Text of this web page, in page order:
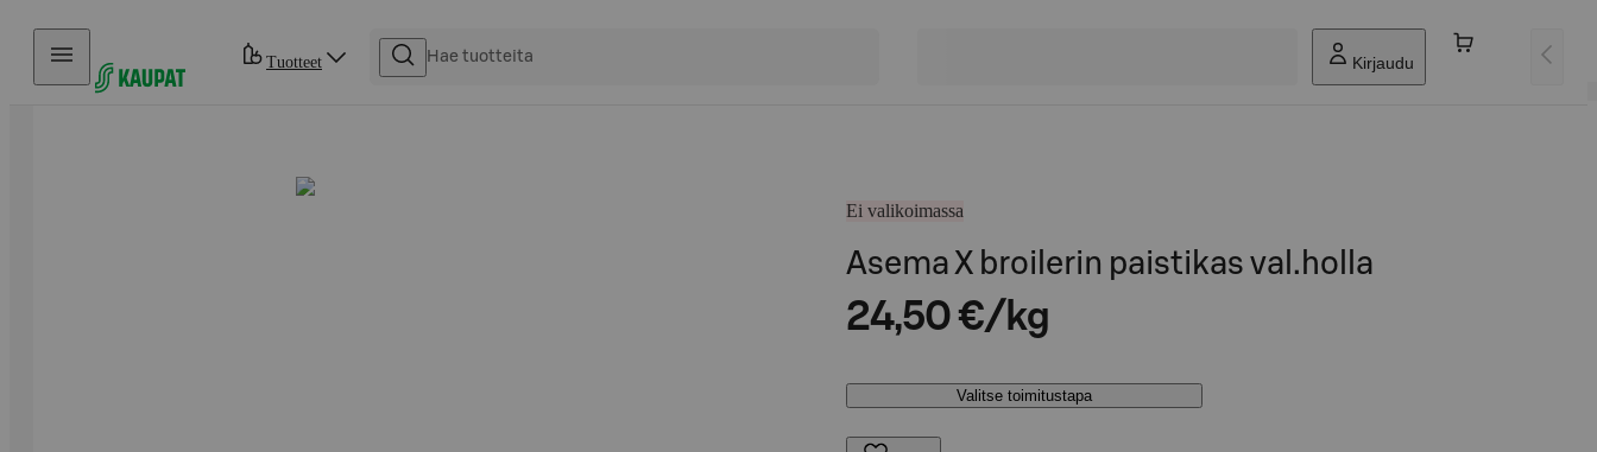
Hyppää sisältöön
Tuotteet Kirjaudu
Ei valikoimassa
Asema X broilerin paistikas val.holla
24,50 €/kg
Valitse toimitustapa